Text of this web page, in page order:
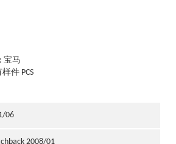
宝马
件 PCS
06
2008/01